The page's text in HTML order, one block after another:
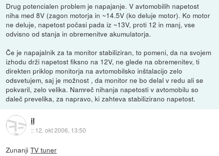
Drug potencialen problem je napajanje. V avtomobilih napetost
niha med 8V (zagon motorja in ~14.5V (ko deluje motor). Ko motor
ne deluje, napetost počasi pada iz ~13V, proti 12 in manj, vse
odvisno od stanja in obremenitve akumulatorja.
Če je napajalnik za ta monitor stabiliziran, to pomeni, da na svojem
izhodu drži napetost fiksno na 12V, ne glede na obremenitev, ti
direkten priklop monitorja na avtomobilsko inštalacijo zelo
odsvetujem, saj je možnost , da monitor ne bo delal v redu ali se
pokvaril, zelo velika. Namreč nihanja napetosti v avtomobilu so
daleč prevelika, za napravo, ki zahteva stabilizirano napetost.
il
:: 12. okt 2006, 13:50
ZunanjiTV tuner